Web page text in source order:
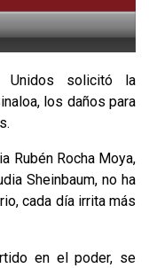
solicitó la
los daños para
Rubén Rocha Moya,
Sheinbaum, no ha
cada día irrita más
en el poder, se